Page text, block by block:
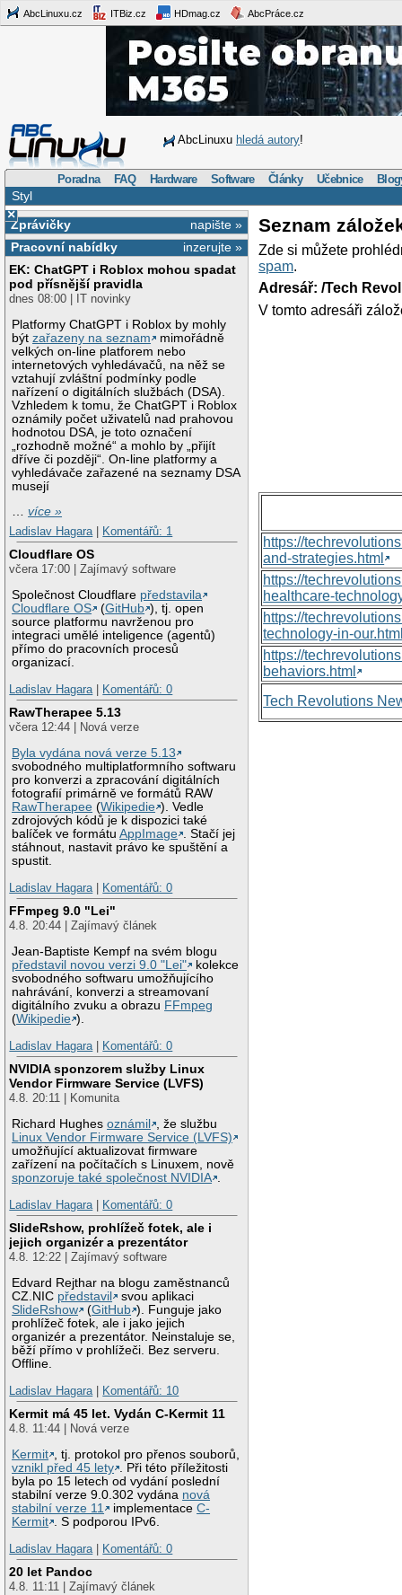
AbcLinuxu.cz ITBiz.cz HDmag.cz AbcPráce.cz
AbcLinuxu hledá autory!
Poradna FAQ Hardware Software Články Učebnice
Styl
×
napište »
Zprávičky
inzerujte »
Pracovní nabídky
EK: ChatGPT i Roblox mohou spadat
pod přísnější pravidla
dnes 08:00 | IT novinky
Platformy ChatGPT i Roblox by mohly
býtzařazeny na seznam
mimořádně
velkých on-line platforem nebo
internetových vyhledávačů, na něž se
vztahují zvláštní podmínky podle
nařízení o digitálních službách (DSA).
Vzhledem k tomu, že ChatGPT i Roblox
oznámily počet uživatelů nad prahovou
hodnotou DSA, je toto označení
„rozhodně možné“ a mohlo by „přijít
dříve či později“. On-line platformy a
vyhledávače zařazené na seznamy DSA
musejí
…více »
Ladislav Hagara
Komentářů: 1
Cloudflare OS
včera 17:00 | Zajímavý software
Společnost Cloudflare představila
Cloudflare OS
(GitHub ), tj. open
source platformu navrženou pro
integraci umělé inteligence (agentů)
přímo do pracovních procesů
organizací.
Ladislav Hagara
Komentářů: 0
RawTherapee 5.13
včera 12:44 | Nová verze
Byla vydána nová verze 5.13
svobodného multiplatformního softwaru
pro konverzi a zpracování digitálních
fotografií primárně ve formátů RAW
RawTherapee (Wikipedie ). Vedle
zdrojových kódů je k dispozici také
balíček ve formátuAppImage . Stačí jej
stáhnout, nastavit právo ke spuštění a
spustit.
Ladislav Hagara
Komentářů: 0
FFmpeg 9.0 "Lei"
4.8. 20:44 | Zajímavý článek
Jean-Baptiste Kempf na svém blogu
představil novou verzi 9.0 "Lei"
kolekce
svobodného softwaru umožňujícího
nahrávání, konverzi a streamovaní
digitálního zvuku a obrazu FFmpeg
(Wikipedie ).
Ladislav Hagara
Komentářů: 0
NVIDIA sponzorem služby Linux
Vendor Firmware Service (LVFS)
4.8. 20:11 | Komunita
Richard Hughesoznámil
, že službu
Linux Vendor Firmware Service (LVFS)
umožňující aktualizovat firmware
zařízení na počítačích s Linuxem, nově
sponzoruje také společnost NVIDIA .
Ladislav Hagara | Komentářů: 0
SlideRshow, prohlížeč fotek, ale i
jejich organizér a prezentátor
4.8. 12:22 | Zajímavý software
Edvard Rejthar na blogu zaměstnanců
CZ.NIC představil
svou aplikaci
SlideRshow
(GitHub ). Funguje jako
prohlížeč fotek, ale i jako jejich
organizér a prezentátor. Neinstaluje se,
běží přímo v prohlížeči. Bez serveru.
Offline.
Ladislav Hagara | Komentářů: 10
Kermit má 45 let. Vydán C-Kermit 11
4.8. 11:44 | Nová verze
Kermit , tj. protokol pro přenos souborů,
vznikl před 45 lety . Při této příležitosti
byla po 15 letech od vydání poslední
stabilní verze 9.0.302 vydána nová
stabilní verze 11
implementaceC-
Kermit . S podporou IPv6.
Ladislav Hagara | Komentářů: 0
20 let Pandoc
4.8. 11:11 | Zajímavý článek
Seznam
Zde si můžete
spam.
Adresář: /Tech
V tomto adresáři
https://
and-strategies.html
https://
healthcare-
https://
technology-in-
https://
behaviors.html
Tech Revolutions